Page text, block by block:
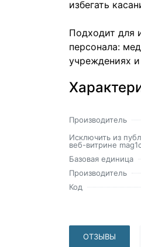
избегать
Подходит для
персонала:
учреждениях и
Производитель
Исключить из
веб-витрине
Базовая единица
Производитель
Код
ОТЗЫВЫ